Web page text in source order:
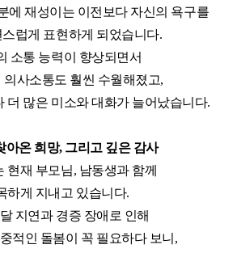
에 재성이는 이전보다 자신의 욕구를
스럽게 표현하게 되었습니다.
소통 능력이 향상되면서
의사소통도 훨씬 수월해졌고,
더 많은 미소와 대화가 늘어났습니다.
아온 희망, 그리고 깊은 감사
현재 부모님, 남동생과 함께
하게 지내고 있습니다.
지연과 경증 장애로 인해
적인 돌봄이 꼭 필요하다 보니 ,